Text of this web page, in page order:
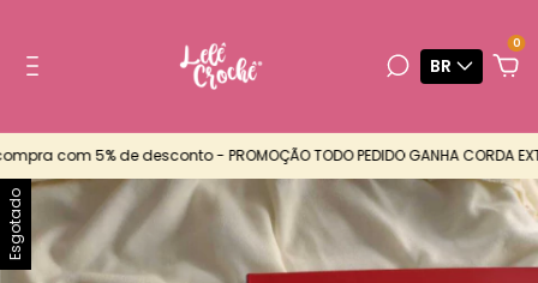
BR
0
com 5% de desconto - PROMOÇÃO TODO PEDIDO GANHA CORDA
Esgotado